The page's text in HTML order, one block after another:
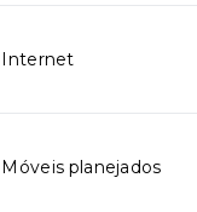
Internet
Móveis planejados